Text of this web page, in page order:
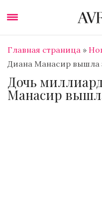
Главная страница »
Диана Манасир вышла
Дочь
Манасир